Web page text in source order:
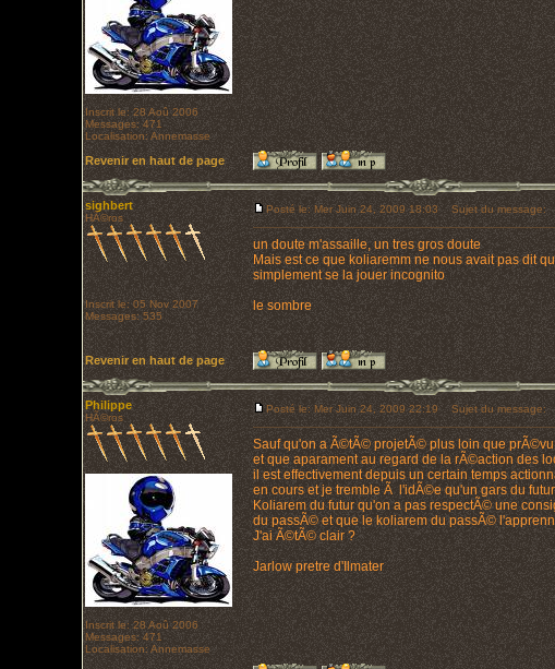
Inscrit le: 28 Aoû 2006
Messages: 471
Localisation: Annemasse
Revenir en haut de page
sighbert
HÃ©ros
Inscrit le: 05 Nov 2007
Messages: 535
Posté le: Mer Juin 24, 2009 18:03 Sujet du message:
un doute m'assaille, un tres gros doute
Mais est ce que koliaremm ne nous avait pas dit
simplement se la jouer incognito
le sombre
Revenir en haut de page
Philippe
HÃ©ros
Inscrit le: 28 Aoû 2006
Messages: 471
Localisation: Annemasse
Posté le: Mer Juin 24, 2009 22:19 Sujet du message:
Sauf qu'on a Ã©tÃ© projetÃ© plus loin que
et que aparament au regard de la rÃ©action des
il est effectivement depuis un certain temps
en cours et je tremble Ã l'idÃ©e qu'un gars du
Koliarem du futur qu'on a pas respectÃ© une
du passÃ© et que le koliarem du passÃ©
J'ai Ã©tÃ© clair ?
Jarlow pretre d'Ilmater